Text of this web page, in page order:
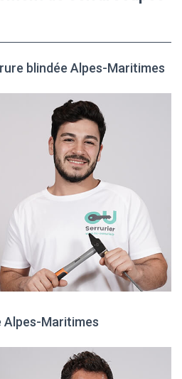
blindée Alpes-Maritimes
Maritimes